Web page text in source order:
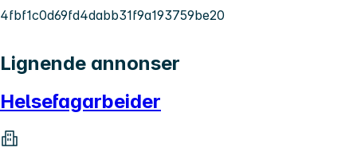
4fbf1c0d69fd4dabb31f9a193759be20
Lignende annonser
Helsefagarbeider